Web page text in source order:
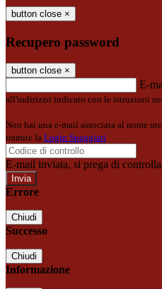
button close ×
Recupero password
button close ×
E-
all'indirizzo indicato con le istruzioni
Non hai una e-mail associata al nome
tramite la Login Spaggiari
E-mail inviata, si prega di
Errore
Chiudi
Successo
Chiudi
Informazione